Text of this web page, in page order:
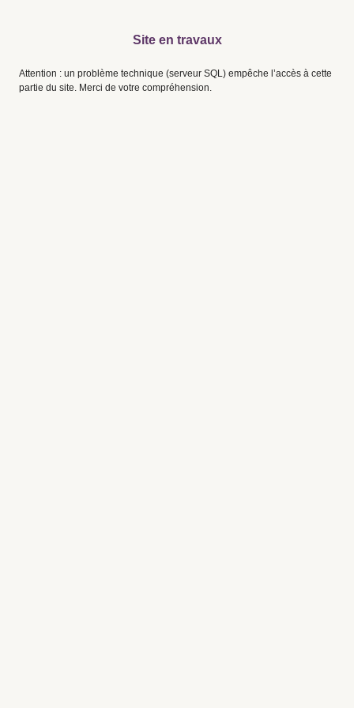
Site en travaux
Attention : un problème technique (serveur SQL) empêche l’accès à cette
partie du site. Merci de votre compréhension.